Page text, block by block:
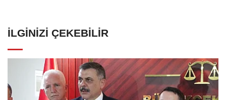
İLGINIZI ÇEKEBILIR